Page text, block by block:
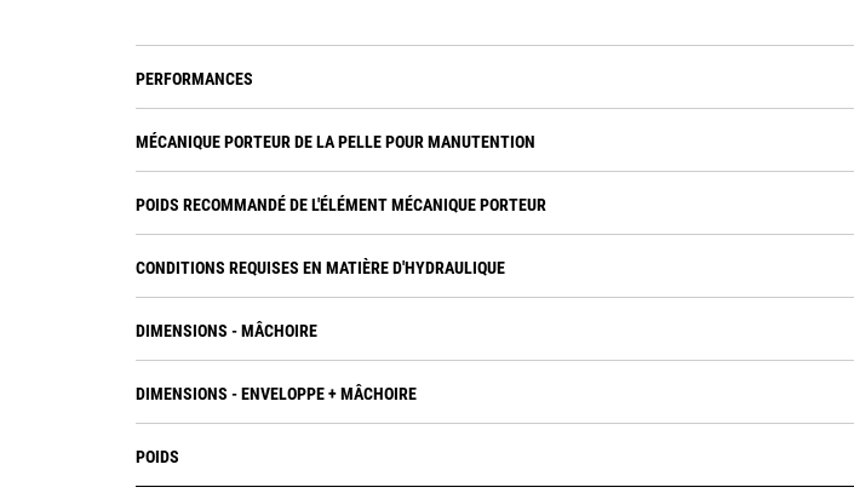
PERFORMANCES
MÉCANIQUE PORTEUR DE LA PELLE POUR MANUTENTION
POIDS RECOMMANDÉ DE L'ÉLÉMENT MÉCANIQUE PORTEUR
CONDITIONS REQUISES EN MATIÈRE D'HYDRAULIQUE
DIMENSIONS - MÂCHOIRE
DIMENSIONS - ENVELOPPE + MÂCHOIRE
POIDS